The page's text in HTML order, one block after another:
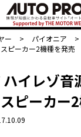
ー > パイオニア >
ピーカー2機種を発売
イレゾ音
ピーカー